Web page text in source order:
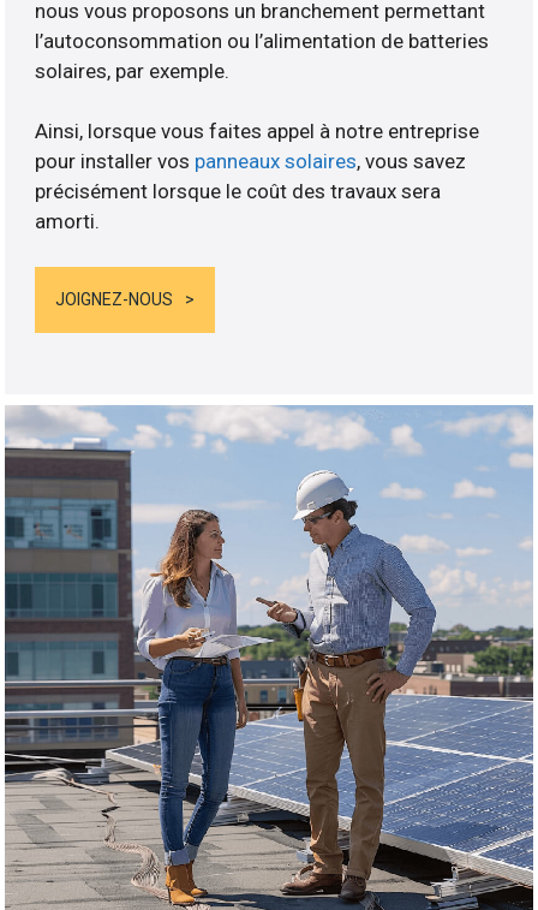
nous vous proposons un branchement permettant
l’autoconsommation ou l’alimentation de batteries
solaires, par exemple.
Ainsi, lorsque vous faites appel à notre entreprise
pour installer vos panneaux solaires, vous savez
précisément lorsque le coût des travaux sera
amorti.
JOIGNEZ-NOUS